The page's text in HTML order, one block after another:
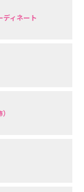
ディネート